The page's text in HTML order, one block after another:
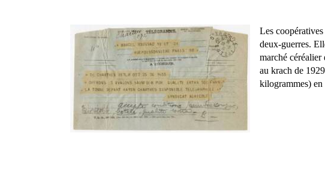
Les
deux-guerres.
marché
au krach de
kilogrammes)